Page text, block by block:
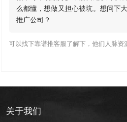
么都懂，想做又担心被坑。想问下
推广公司？
可以找下靠谱推客服了解下，他们人脉资
关于我们